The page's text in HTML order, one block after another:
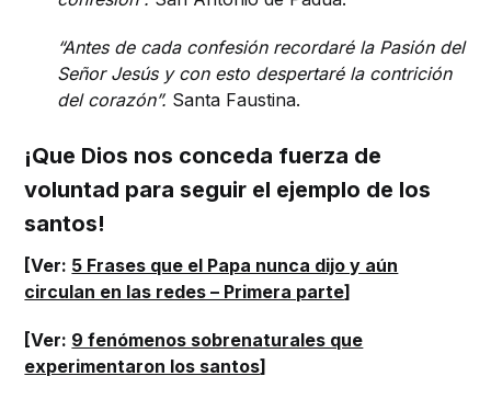
“Antes de cada confesión recordaré la Pasión del
Señor Jesús y con esto despertaré la contrición
del corazón”. Santa Faustina.
¡Que Dios nos conceda fuerza de
voluntad para seguir el ejemplo de los
santos!
[Ver: 5 Frases que el Papa nunca dijo y aún
circulan en las redes – Primera parte]
[Ver: 9 fenómenos sobrenaturales que
experimentaron los santos]